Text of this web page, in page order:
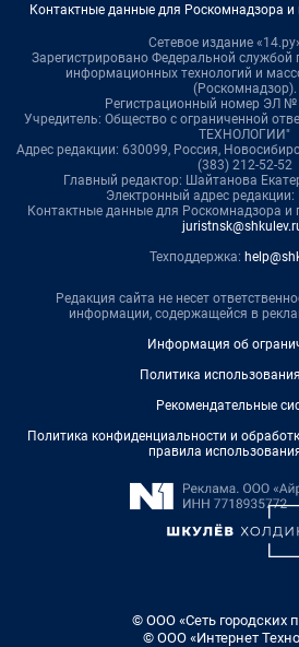
Контактные данные для Роскомнадзора и
Сетевое издание
Зарегистрировано Федеральной службой
информационных технологий и
(Роскомнадзор).
Регистрационный номер ЭЛ №
Учредитель: Общество с ограниченной
ТЕХНОЛОГИИ"
Адрес редакции: 630099, Россия,
(383) 212-52-52
Главный редактор: Шайтанова
Электронный адрес редакции:
Контактные данные для Роскомнадзора и
Техподдержка:
Редакция сайта не несет
информации, содержащейся в
Информация об
Политика
Рекомендательные
Политика конфиденциальности и
правила
© ООО «Сеть городских
© ООО «Интернет